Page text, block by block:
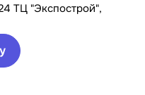
ТЦ "Экспострой",